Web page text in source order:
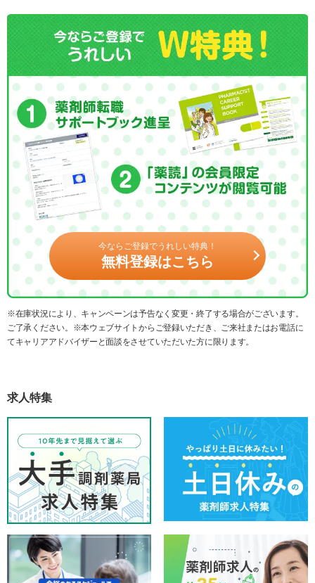
今ならご登録でうれしい特典！
無料登録はこちら
※在庫状況により、キャンペーンは予告なく変更・終了する場合がございます。
ご了承ください。※本ウェブサイトからご登録いただき、ご来社またはお電話に
てキャリアアドバイザーと面談をさせていただいた方に限ります。
求人特集